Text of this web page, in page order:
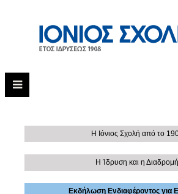
Η Ιόνιος Σχολή από το
Η Ίδρυση και η Διαδρομή
Εκδήλωση Ενδιαφέροντος για